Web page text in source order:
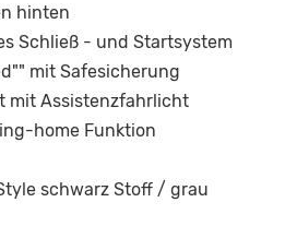
hinten
Schließ - und Startsystem
mit Safesicherung
mit Assistenzfahrlicht
home Funktion
schwarz Stoff / grau